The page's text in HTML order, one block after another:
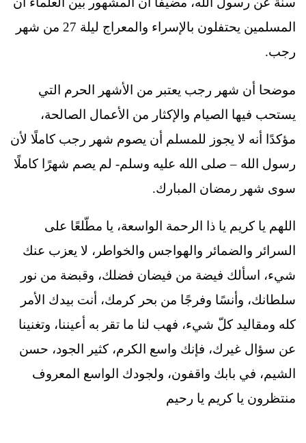
المسلمين يحتفلون بالإسراء والمعراج ليلة 27 من شهر
رجب.
موضحا أن شهر رجب يعتبر من الأشهر الحرم التي
يستحب فيها الصيام والإكثار من الأعمال الصالحة،
مؤكدًا أنه لا يجوز للمسلم أن يصوم شهر رجب كاملًا لأن
رسول الله – صلى الله عليه وسلم- لم يصم شهرًا كاملًا
سوى شهر رمضان المبارك.
اللهم يا كريم يا ذا الرحمة الواسعة، يا مطّلعًا على
السرائر والضمائر والهواجس والخواطر، لا يعزب عنك
شيء، اسألك فيضة من فيضان فضلك، وقبضة من نور
سلطانك، وأنسًا وفرجًا من بحر كرمك، أنت بيدك الأمر
كله ومقاليد كلّ شيء، فهب لنا ما تقر به أعيننا، وتغنينا
عن سؤال غيرك، فإنك واسع الكرم، كثير الجود، حسن
الشيم، في بابك واقفون، ولجودك الواسع المعروف
منتظرون يا كريم يا رحيم